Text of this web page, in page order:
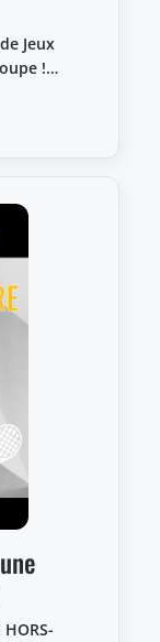
Jeux
!…